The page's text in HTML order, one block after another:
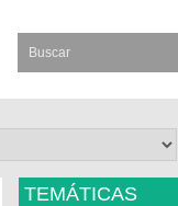
TEMÁTICAS